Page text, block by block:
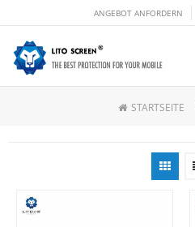
ANGEBOT ANFORDERN
STARTSEITE